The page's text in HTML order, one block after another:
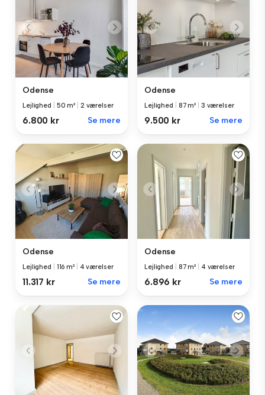
Odense
Lejlighed 50 m² 2 værelser
6.800 kr Se mere
Odense
Lejlighed 87 m² 3 værelser
9.500 kr Se mere
Odense
Lejlighed 116 m² 4 værelser
11.317 kr Se mere
Odense
Lejlighed 87 m² 4 værelser
6.896 kr Se mere